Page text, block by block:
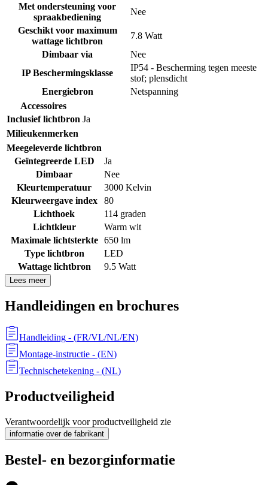
Met ondersteuning voor
spraakbediening
Nee
Geschikt voor maximum
wattage lichtbron
7.8 Watt
Dimbaar via
Nee
IP Beschermingsklasse
IP54 - Bescherming tegen meeste
stof; plensdicht
Energiebron
Netspanning
Accessoires
Inclusief lichtbron Ja
Milieukenmerken
Meegeleverde lichtbron
Geïntegreerde LED
Ja
Dimbaar
Nee
Kleurtemperatuur
3000 Kelvin
Kleurweergave index
80
Lichthoek
114 graden
Lichtkleur
Warm wit
Maximale lichtsterkte
650 lm
Type lichtbron
LED
Wattage lichtbron
9.5 Watt
Lees meer
Handleidingen en brochures
Handleiding - (FR/VL/NL/EN)
Montage-instructie - (EN)
Technischetekening - (NL)
Productveiligheid
Verantwoordelijk voor productveiligheid zie
informatie over de fabrikant
Bestel- en bezorginformatie